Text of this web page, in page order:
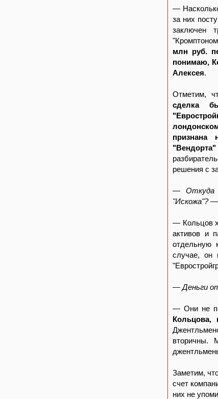
—
за них
заключен
млн руб.
понимаю,
Алексея.
Отметим,
сделка
признана
решения с
— Откуда
"Искожа"? —
— Кольцов
активов и
отдельную
случае, он
— Деньги
— Они не
вторичны.
Заметим,
счет
них не